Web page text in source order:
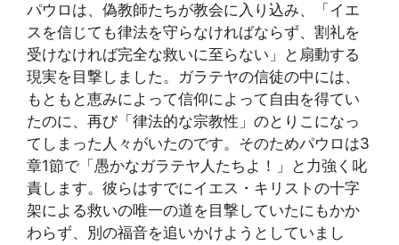
パウロは、偽教師たちが教会に入り込み、「イエ
スを信じても律法を守らなければならず、割礼を
受けなければ完全な救いに至らない」と扇動する
現実を目撃しました。ガラテヤの信徒の中には、
もともと恵みによって信仰によって自由を得てい
たのに、再び「律法的な宗教性」のとりこになっ
てしまった人々がいたのです。そのためパウロは3
章1節で「愚かなガラテヤ人たちよ！」と力強く叱
責します。彼らはすでにイエス・キリストの十字
架による救いの唯一の道を目撃していたにもかか
わらず、別の福音を追いかけようとしていまし